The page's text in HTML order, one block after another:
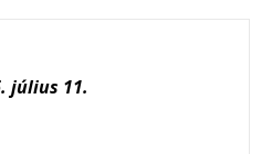
július 11.